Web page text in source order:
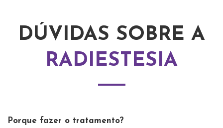
DÚVIDAS SOBRE A
RADIESTESIA
Porque fazer o tratamento?